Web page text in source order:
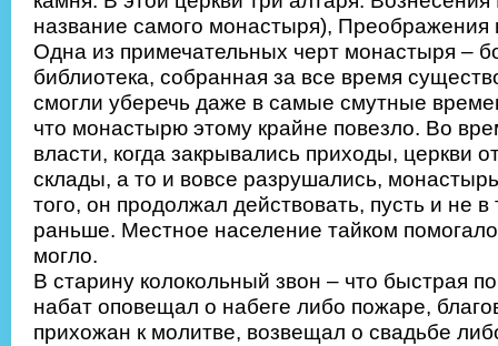
название самого монастыря), Преображения
Одна из примечательных черт монастыря –
библиотека, собранная за все время
смогли уберечь даже в самые смутные
что монастырю этому крайне повезло. Во
власти, когда закрывались приходы, церкви
склады, а то и вовсе разрушались,
того, он продолжал действовать, пусть и не
раньше. Местное население тайком
могло.
В старину колокольный звон – что быстрая
набат оповещал о набеге либо пожаре,
прихожан к молитве, возвещал о свадьбе